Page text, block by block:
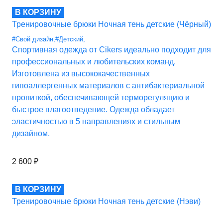
В КОРЗИНУ
Тренировочные брюки Ночная тень детские (Чёрный)
#Свой дизайн #Детский
Спортивная одежда от Cikers идеально подходит для
профессиональных и любительских команд.
Изготовлена из высококачественных
гипоаллергенных материалов с антибактериальной
пропиткой, обеспечивающей терморегуляцию и
быстрое влагоотведение. Одежда обладает
эластичностью в 5 направлениях и стильным
дизайном.
2 600 ₽
В КОРЗИНУ
Тренировочные брюки Ночная тень детские (Нэви)